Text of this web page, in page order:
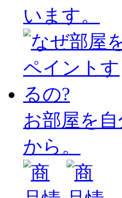
います。
お部屋を
から。